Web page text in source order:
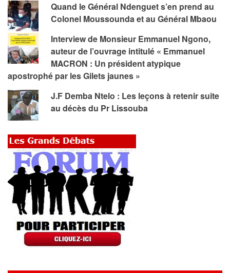
Quand le Général Ndenguet s’en prend au
Colonel Moussounda et au Général Mbaou
Interview de Monsieur Emmanuel Ngono,
auteur de l’ouvrage intitulé « Emmanuel
MACRON : Un président atypique
apostrophé par les Gilets jaunes »
J.F Demba Ntelo : Les leçons à retenir suite
au décès du Pr Lissouba